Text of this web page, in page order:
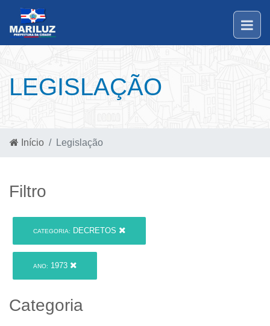
LEGISLAÇÃO
Início Legislação
Filtro
CATEGORIA: DECRETOS
ANO: 1973
Categoria